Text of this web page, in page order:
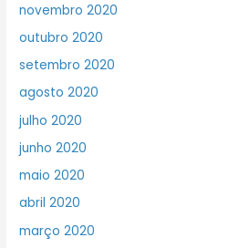
novembro 2020
outubro 2020
setembro 2020
agosto 2020
julho 2020
junho 2020
maio 2020
abril 2020
março 2020